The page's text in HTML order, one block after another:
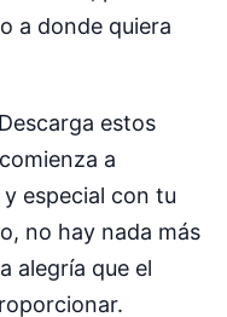
a donde quiera
estos
a
especial con tu
no hay nada más
alegría que el